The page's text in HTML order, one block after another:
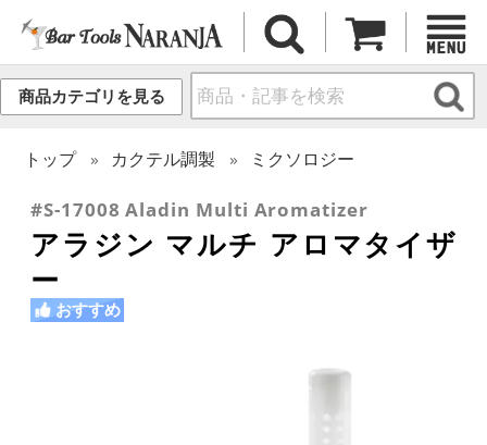
商品カテゴリを見る
トップ カクテル調製 ミクソロジー
#S-17008 Aladin Multi Aromatizer
アラジン マルチ アロマタイザ
ー
おすすめ